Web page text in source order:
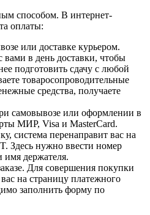
способом. В интернет-
оплаты:
или доставке курьером.
вами в день доставки, чтобы
подготовить сдачу с любой
товаросопроводительные
средства, получаете
самовывозе или оформлении в
МИР, Visa и MasterCard.
система перенаправит вас на
Здесь нужно ввести номер
имя держателя.
Для совершения покупки
на страницу платежного
заполнить форму по